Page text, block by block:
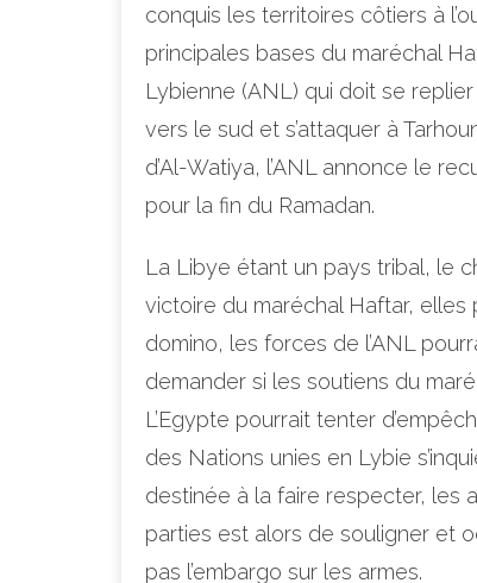
conquis les territoires côtiers à
principales bases du maréchal
Lybienne (ANL) qui doit se
vers le sud et s’attaquer à
d’Al-Watiya, l’ANL annonce le
pour la fin du Ramadan.
La Libye étant un pays tribal, le
victoire du maréchal Haftar,
domino, les forces de l’ANL
demander si les soutiens du
L’Egypte pourrait tenter
des Nations unies en Lybie
destinée à la faire respecter, les
parties est alors de souligner et
pas l’embargo sur les armes.